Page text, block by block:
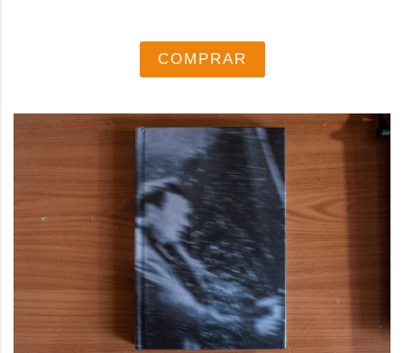
COMPRAR